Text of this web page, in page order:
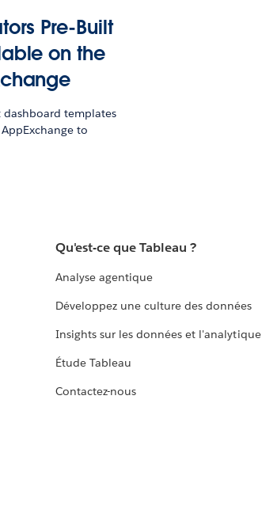
Pre-Built
on the
dashboard templates
to
Qu'est-ce que Tableau ?
Analyse agentique
Développez une culture des données
Insights sur les données et l'analytique
Étude Tableau
Contactez-nous